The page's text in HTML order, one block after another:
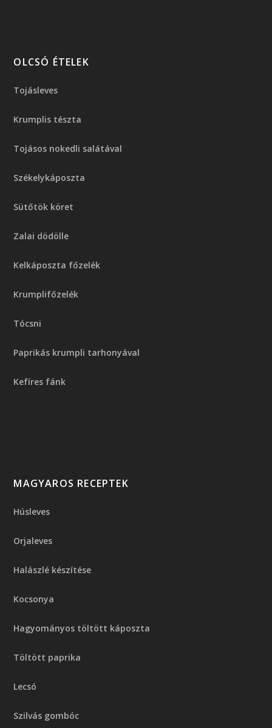
OLCSÓ ÉTELEK
Tojásleves
Krumplis tészta
Tojásos nokedli salátával
Székelykáposzta
Sütőtök köret
Zalai dödölle
Kelkáposzta főzelék
Krumplifőzelék
Tócsni
Paprikás krumpli tarhonyával
Kefíres fánk
MAGYAROS RECEPTEK
Húsleves
Orjaleves
Halászlé készítése
Kocsonya
Hagyományos töltött káposzta
Töltött paprika
Lecsó
Szilvás gombóc